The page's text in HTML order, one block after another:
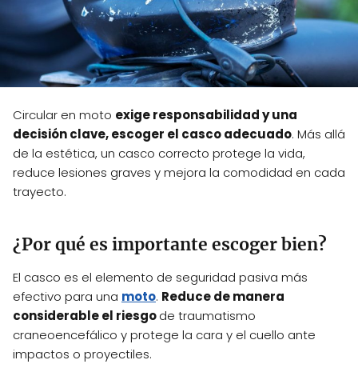
Circular en moto exige responsabilidad y una
decisión clave, escoger el casco adecuado. Más allá
de la estética, un casco correcto protege la vida,
reduce lesiones graves y mejora la comodidad en cada
trayecto.
¿Por qué es importante escoger bien?
El casco es el elemento de seguridad pasiva más
efectivo para una moto. Reduce de manera
considerable el riesgode traumatismo
craneoencefálico y protege la cara y el cuello ante
impactos o proyectiles.